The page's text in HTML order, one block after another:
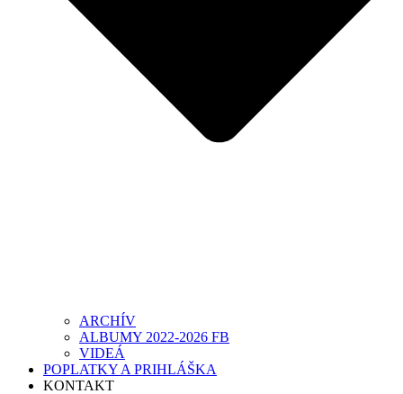
ARCHÍV
ALBUMY 2022-2026 FB
VIDEÁ
POPLATKY A PRIHLÁŠKA
KONTAKT